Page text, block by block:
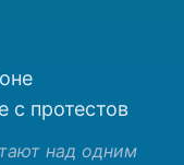
над одним